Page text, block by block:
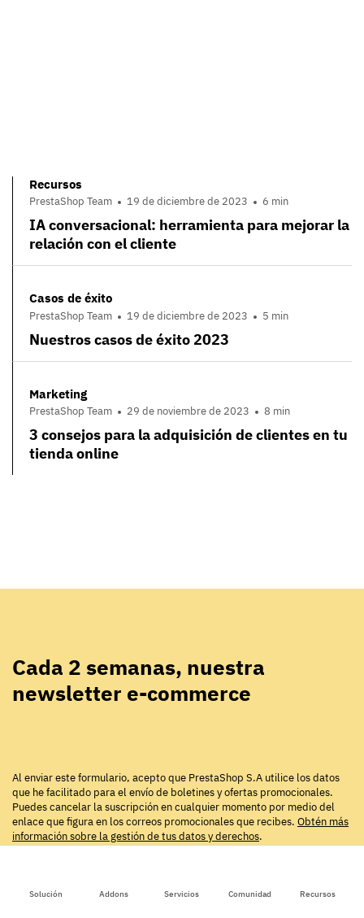
Solución Addons Servicios Comunidad Recursos
Recursos
PrestaShop Team 19 de diciembre de 2023 6 min
IA conversacional: herramienta para mejorar la
relación con el cliente
Casos de éxito
PrestaShop Team 19 de diciembre de 2023 5 min
Nuestros casos de éxito 2023
Marketing
PrestaShop Team 29 de noviembre de 2023 8 min
3 consejos para la adquisición de clientes en tu
tienda online
Cada 2 semanas, nuestra
newsletter e-commerce
Al enviar este formulario, acepto que PrestaShop S.A utilice los datos
que he facilitado para el envío de boletines y ofertas promocionales.
Puedes cancelar la suscripción en cualquier momento por medio del
enlace que figura en los correos promocionales que recibes. Obtén más
información sobre la gestión de tus datos y derechos.